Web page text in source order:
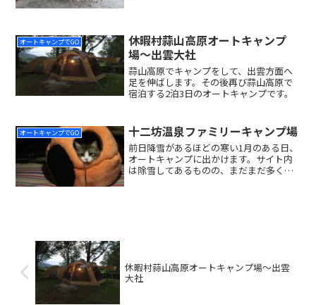
オートキャンプでGO
休暇村蒜山高原オートキャンプ
場〜出雲大社
蒜山高原でキャンプをして、出雲方面へ
足を伸ばします。その後再び蒜山高原で
宿泊する2泊3日のオートキャンプです。
オートキャンプでGO 十二坊温泉ファミリーキャンプ場
前日降雪があるほどの寒い1月のある日、
オートキャンプに出かけます。サイト内
は除雪してあるものの、まだまだ多くの
休暇村蒜山高原オートキャンプ場〜出雲
大社